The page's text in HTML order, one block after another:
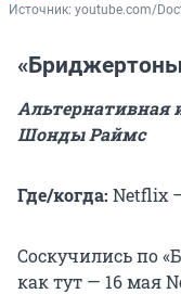
Источник: youtube.com/
Альтернативная
Шонды Раймс
Где/когда: Netflix
Соскучились по
как тут — 16 мая